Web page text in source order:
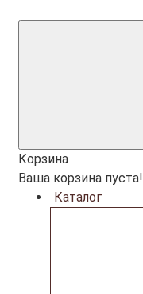
Корзина
Ваша корзина пуста!
Каталог